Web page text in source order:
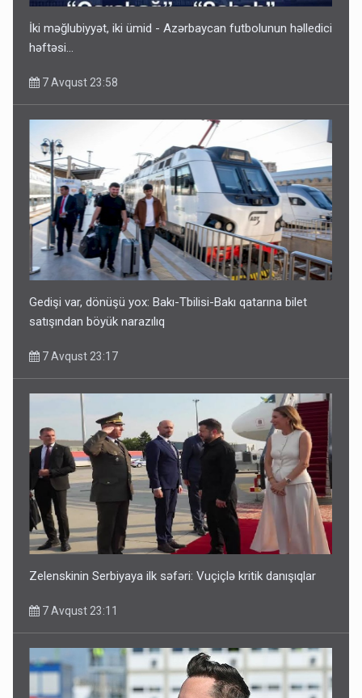
İki məğlubiyyət, iki ümid - Azərbaycan futbolunun həlledici
həftəsi...
7 Avqust 23:58
Gedişi var, dönüşü yox: Bakı-Tbilisi-Bakı qatarına bilet
satışından böyük narazılıq
7 Avqust 23:17
Zelenskinin Serbiyaya ilk səfəri: Vuçiçlə kritik danışıqlar
7 Avqust 23:11